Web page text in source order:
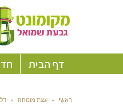
דף הבית
ראשי » עצת מומחה »